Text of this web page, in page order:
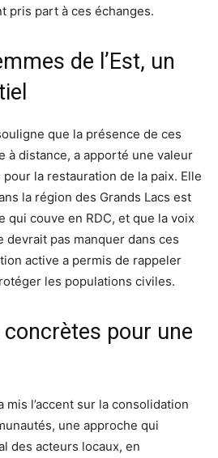
pris part à ces échanges.
de l’Est, un
que la présence de ces
à distance, a apporté une valeur
la restauration de la paix. Elle
la région des Grands Lacs est
qui couve en RDC, et que la voix
devrait pas manquer dans ces
active a permis de rappeler
les populations civiles.
pour une
mis l’accent sur la consolidation
une approche qui
des acteurs locaux, en